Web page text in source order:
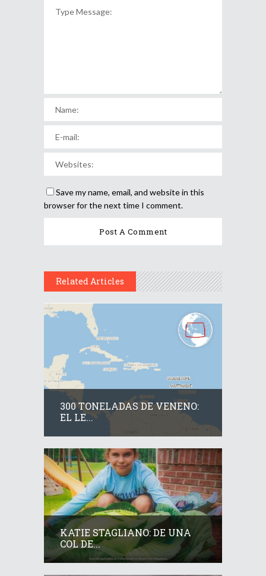
Save my name, email, and website in this
browser for the next time I comment.
Related Articles
300 TONELADAS DE VENENO:
EL LE...
KATIE STAGLIANO: DE UNA
COL DE...